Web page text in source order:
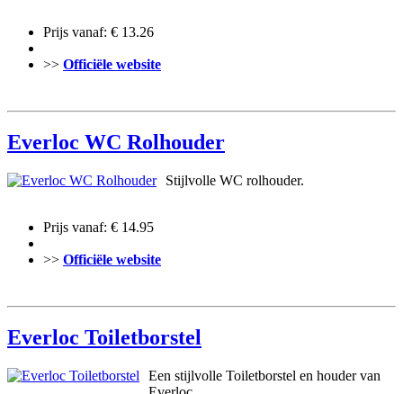
Prijs vanaf: € 13.26
>> Officiële website
Everloc WC Rolhouder
Stijlvolle WC rolhouder.
Prijs vanaf: € 14.95
>> Officiële website
Everloc Toiletborstel
Een stijlvolle Toiletborstel en houder van